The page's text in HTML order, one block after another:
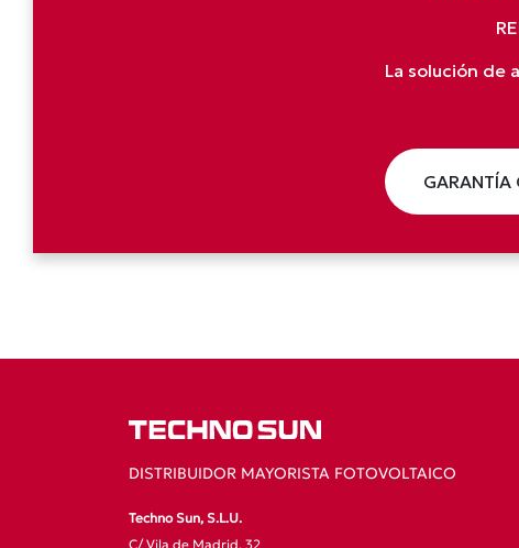
La solución de
GARANTÍA
DISTRIBUIDOR MAYORISTA FOTOVOLTAICO
Techno Sun, S.L.U.
C/ Vila de Madrid, 32